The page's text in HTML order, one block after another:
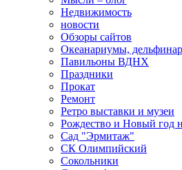
Недвижимость
новости
Обзоры сайтов
Океанариумы,
Павильоны ВДНХ
Праздники
Прокат
Ремонт
Ретро выставки и музеи
Рождество и Новый
Сад "Эрмитаж"
СК Олимпийский
Сокольники